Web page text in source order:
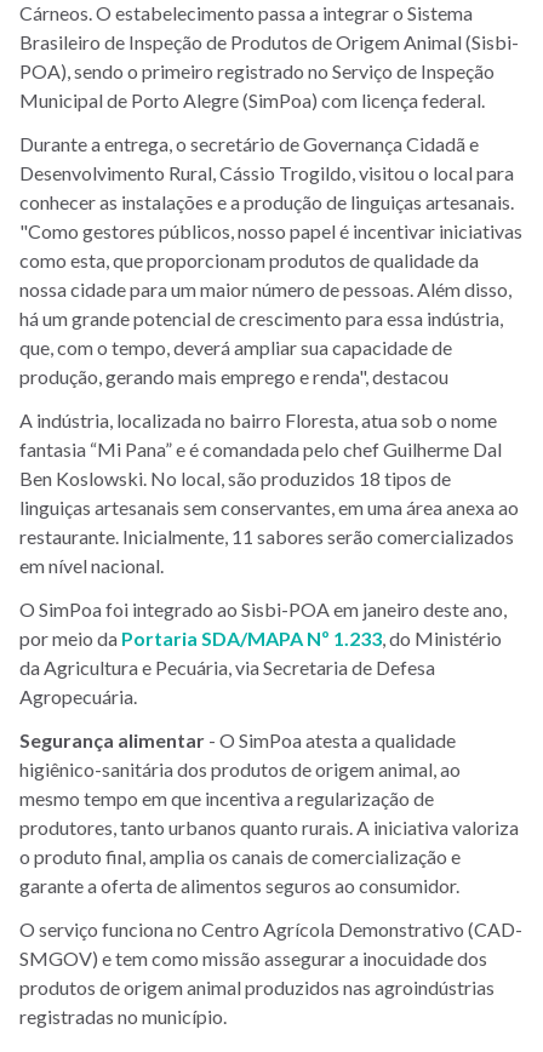
Cárneos. O estabelecimento passa a integrar o Sistema
Brasileiro de Inspeção de Produtos de Origem Animal (Sisbi-
POA), sendo o primeiro registrado no Serviço de Inspeção
Municipal de Porto Alegre (SimPoa) com licença federal.
Durante a entrega, o secretário de Governança Cidadã e
Desenvolvimento Rural, Cássio Trogildo, visitou o local para
conhecer as instalações e a produção de linguiças artesanais.
"Como gestores públicos, nosso papel é incentivar iniciativas
como esta, que proporcionam produtos de qualidade da
nossa cidade para um maior número de pessoas. Além disso,
há um grande potencial de crescimento para essa indústria,
que, com o tempo, deverá ampliar sua capacidade de
produção, gerando mais emprego e renda", destacou
A indústria, localizada no bairro Floresta, atua sob o nome
fantasia “Mi Pana” e é comandada pelo chef Guilherme Dal
Ben Koslowski. No local, são produzidos 18 tipos de
linguiças artesanais sem conservantes, em uma área anexa ao
restaurante. Inicialmente, 11 sabores serão comercializados
em nível nacional.
O SimPoa foi integrado ao Sisbi-POA em janeiro deste ano,
por meio da Portaria SDA/MAPA Nº 1.233, do Ministério
da Agricultura e Pecuária, via Secretaria de Defesa
Agropecuária.
Segurança alimentar - O SimPoa atesta a qualidade
higiênico-sanitária dos produtos de origem animal, ao
mesmo tempo em que incentiva a regularização de
produtores, tanto urbanos quanto rurais. A iniciativa valoriza
o produto final, amplia os canais de comercialização e
garante a oferta de alimentos seguros ao consumidor.
O serviço funciona no Centro Agrícola Demonstrativo (CAD-
SMGOV) e tem como missão assegurar a inocuidade dos
produtos de origem animal produzidos nas agroindústrias
registradas no município.